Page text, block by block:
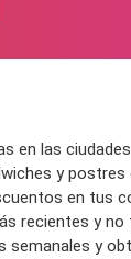
en las ciudades
y postres
en tus
recientes y no
semanales y